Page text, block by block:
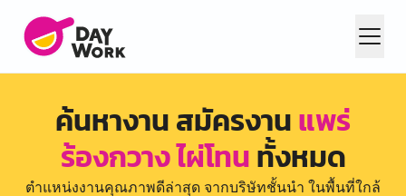
ค้นหางาน สมัครงานแพร่
ร้องกวาง ไผ่โทนทั้งหมด
ตำแหน่งงานคุณภาพดีล่าสุด จากบริษัทชั้นนำ ในพื้นที่ใกล้